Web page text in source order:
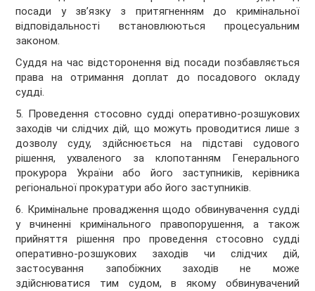
посади у зв’язку з притягненням до кримінальної
відповідальності встановлюються процесуальним
законом.
Суддя на час відсторонення від посади позбавляється
права на отримання доплат до посадового окладу
судді.
5. Проведення стосовно судді оперативно-розшукових
заходів чи слідчих дій, що можуть проводитися лише з
дозволу суду, здійснюється на підставі судового
рішення, ухваленого за клопотанням Генерального
прокурора України або його заступників, керівника
регіональної прокуратури або його заступників.
6. Кримінальне провадження щодо обвинувачення судді
у вчиненні кримінального правопорушення, а також
прийняття рішення про проведення стосовно судді
оперативно-розшукових заходів чи слідчих дій,
застосування запобіжних заходів не може
здійснюватися тим судом, в якому обвинувачений